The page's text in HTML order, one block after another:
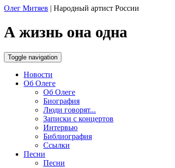
Олег Митяев | Народный артист России
А жизнь она одна
Toggle navigation
Новости
Об Олеге
Об Олеге
Биография
Люди говорят...
Записки с концертов
Интервью
Библиография
Ссылки
Песни
Песни